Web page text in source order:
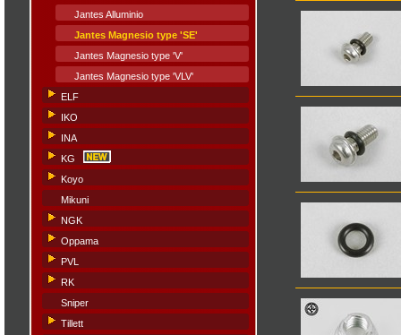
Jantes Alluminio
Jantes Magnesio type 'SE'
Jantes Magnesio type 'V'
Jantes Magnesio type 'VLV'
ELF
IKO
INA
KG
Koyo
Mikuni
NGK
Oppama
PVL
RK
Sniper
Tillett